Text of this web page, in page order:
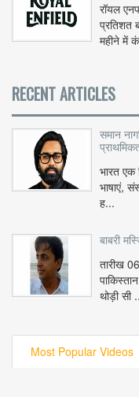
रॉयल
प्रतिशत
महीने में
RECENT ARTICLES
समान
भारत एक
भाषाएं,
ह...
बाबरी
तारीख
थोड़ी सी
Most Popular Videos